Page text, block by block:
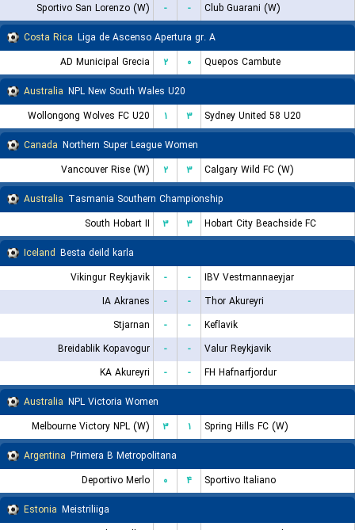
Sportivo San Lorenzo (W)
- -
Club Guarani (W)
Costa Rica Liga de Ascenso Apertura gr. A
AD Municipal Grecia
۲ ۰
Quepos Cambute
Australia NPL New South Wales U20
Wollongong Wolves FC U20
۱ ۳
Sydney United 58 U20
Canada Northern Super League Women
Vancouver Rise (W)
۲ ۳
Calgary Wild FC (W)
Australia Tasmania Southern Championship
South Hobart II
۳ ۳
Hobart City Beachside FC
Iceland Besta deild karla
Vikingur Reykjavik
- -
IBV Vestmannaeyjar
IA Akranes
- -
Thor Akureyri
Stjarnan
- -
Keflavik
Breidablik Kopavogur
- -
Valur Reykjavik
KA Akureyri
- -
FH Hafnarfjordur
Australia NPL Victoria Women
Melbourne Victory NPL (W)
۳ ۱
Spring Hills FC (W)
Argentina Primera B Metropolitana
Deportivo Merlo
۰ ۴
Sportivo Italiano
Estonia Meistriliiga